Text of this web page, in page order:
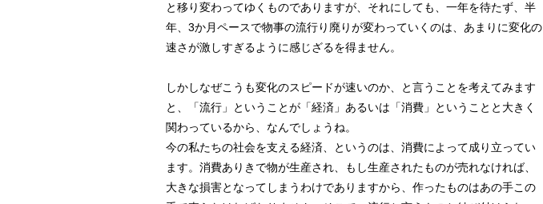
と移り変わってゆくものでありますが、それにしても、一年を待たず、半
年、3か月ペースで物事の流行り廃りが変わっていくのは、あまりに変化の
速さが激しすぎるように感じざるを得ません。
しかしなぜこうも変化のスピードが速いのか、と言うことを考えてみます
と、「流行」ということが「経済」あるいは「消費」ということと大きく
関わっているから、なんでしょうね。
今の私たちの社会を支える経済、というのは、消費によって成り立ってい
ます。消費ありきで物が生産され、もし生産されたものが売れなければ、
大きな損害となってしまうわけでありますから、作ったものはあの手この